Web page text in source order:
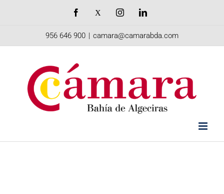
Facebook InstagramLinkedIn
956 646 900 | camara@camarabda.com